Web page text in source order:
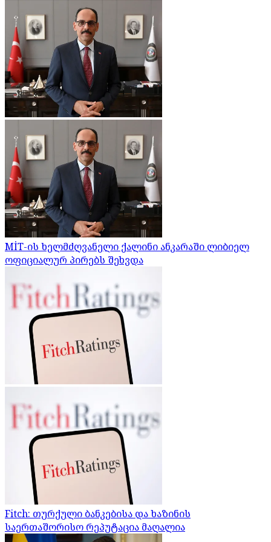
MİT-ის ხელმძღვანელი ქალინი ანკარაში ლიბიელ
ოფიციალურ პირებს შეხვდა
Fitch: თურქული ბანკებისა და ხაზინის
საერთაშორისო რეპუტაცია მაღალია